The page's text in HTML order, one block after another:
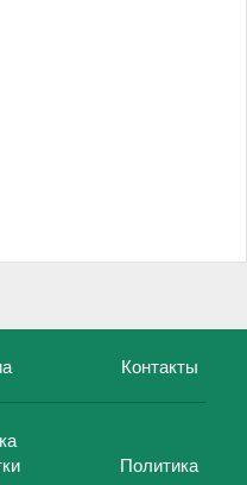
Контакты
Политика